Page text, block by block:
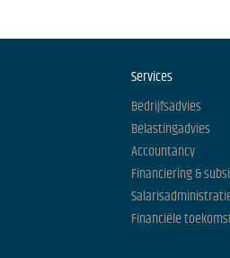
Services
Bedrijfsadvies
Belastingadvies
Accountancy
Financiering &
Financiële